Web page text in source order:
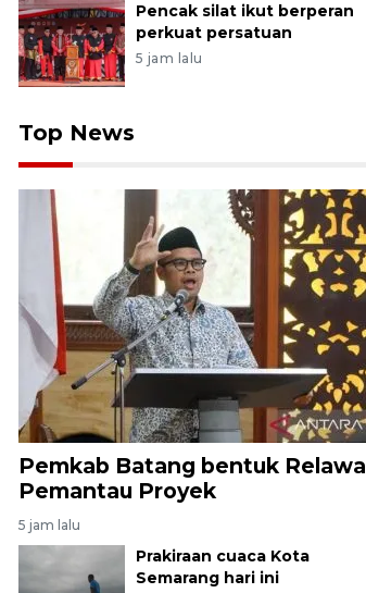
Pencak silat ikut berperan
perkuat persatuan
5 jam lalu
Top News
Pemkab Batang bentuk
Pemantau Proyek
5 jam lalu
Prakiraan cuaca Kota
Semarang hari ini